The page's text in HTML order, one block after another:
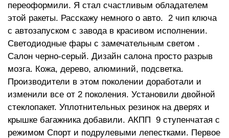
переоформили. Я стал счастливым обладателем
этой ракеты. Расскажу немного о авто. 2 чип ключа
с автозапуском с завода в красивом исполнении.
Светодиодные фары с замечательным светом .
Салон черно-серый. Дизайн салона просто разрыв
мозга. Кожа, дерево, алюминий, подсветка.
Производители в этом поколении доработали и
изменили все от 2 поколения. Установили двойной
стеклопакет. Уплотнительных резинок на дверях и
крышке багажника добавили. АКПП 9 ступенчатая с
режимом Спорт и подрулевыми лепестками. Первое